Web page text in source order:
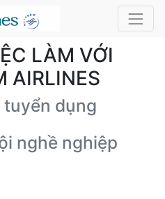
LÀM VỚI
AIRLINES
dụng
nghề nghiệp